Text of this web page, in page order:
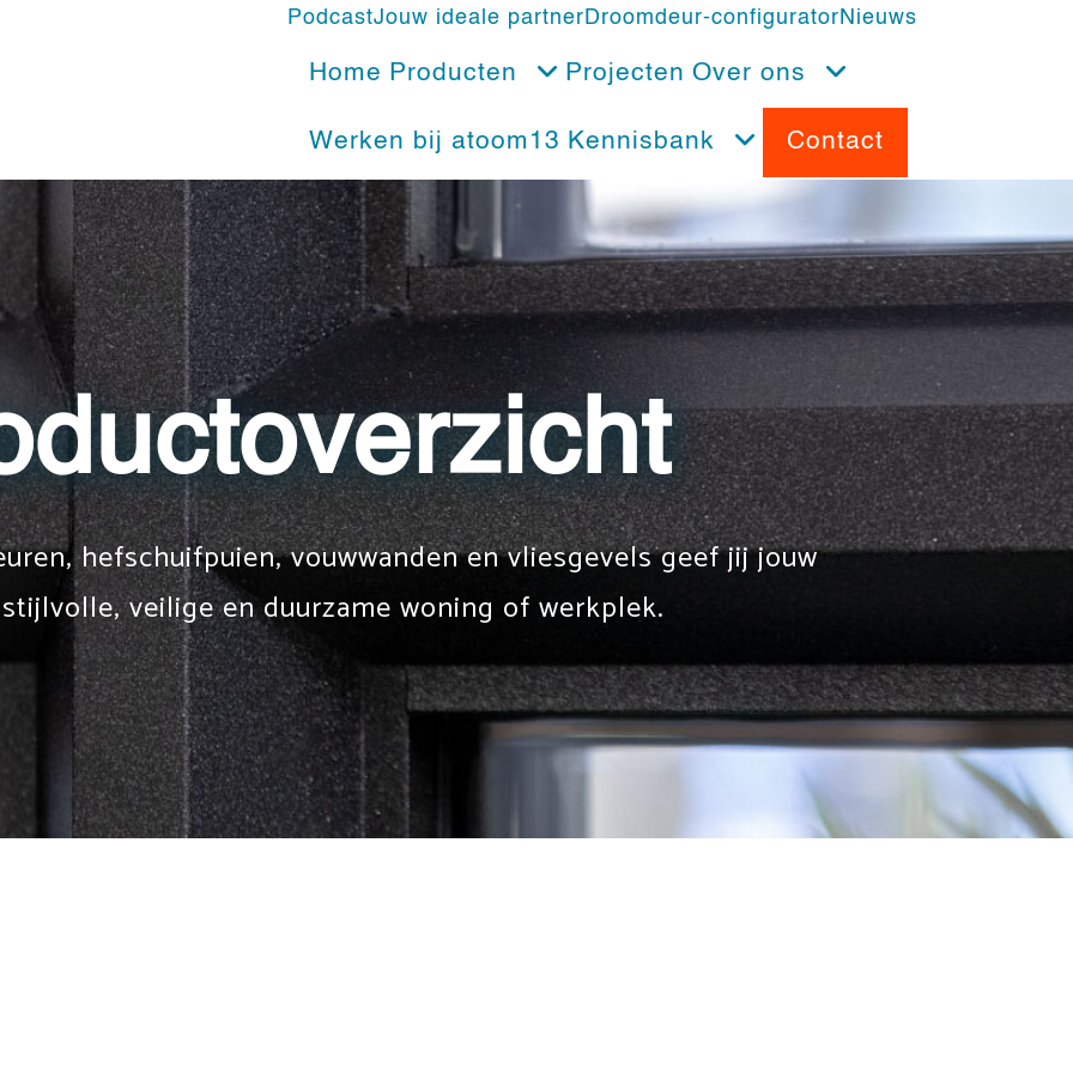
PodcastJouw ideale partner Droomdeur-configurator Nieuws
Home Producten Projecten Over ons
Werken bij atoom13 Kennisbank Contact
hefschuifpuien, vouwwanden en vliesgevels geef jij jouw
veilige en duurzame woning of werkplek.